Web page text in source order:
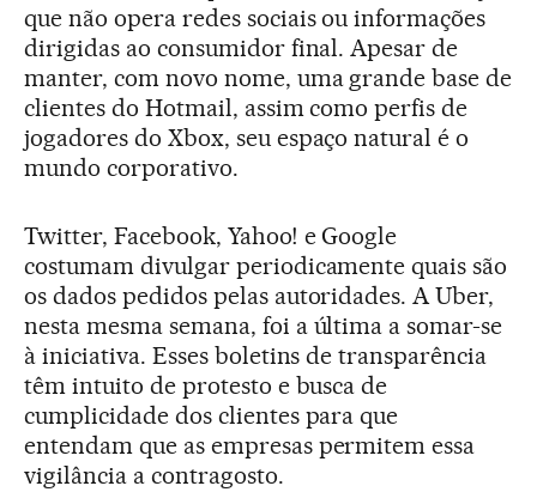
que não opera redes sociais ou informações
dirigidas ao consumidor final. Apesar de
manter, com novo nome, uma grande base de
clientes do Hotmail, assim como perfis de
jogadores do Xbox, seu espaço natural é o
mundo corporativo.
Twitter, Facebook, Yahoo! e Google
costumam divulgar periodicamente quais são
os dados pedidos pelas autoridades. A Uber,
nesta mesma semana, foi a última a somar-se
à iniciativa. Esses boletins de transparência
têm intuito de protesto e busca de
cumplicidade dos clientes para que
entendam que as empresas permitem essa
vigilância a contragosto.